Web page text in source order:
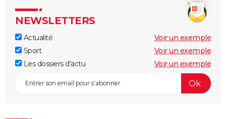
NEWSLETTERS
Actualité
Voir un exemple
Sport
Voir un exemple
Les dossiers d'actu
Voir un exemple